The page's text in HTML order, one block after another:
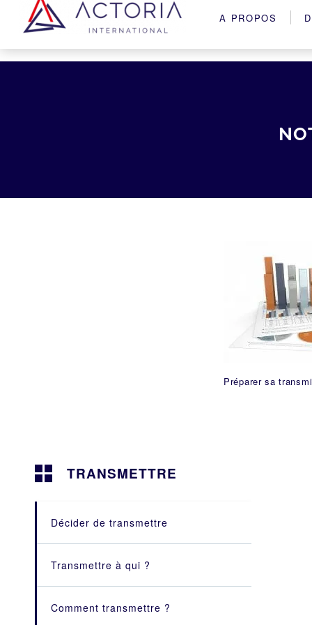
A PROPOS
Préparer sa
TRANSMETTRE
Décider de transmettre
Nos conseils en cessions
Notre approche
Transmettre à qui ?
Céder une entreprise à un tiers
Comment transmettre ?